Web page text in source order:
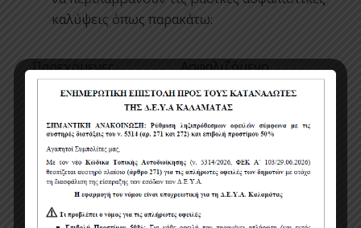
καλύψεις όπως παρακάτω:
Παρεχόμενες
Καλύψεις
Ασφαλιζόμενο
Κεφάλαιο
Σωματικές
Βλάβες έναντι
τρίτων
Υλικές Ζημιές
έναντι τρίτων
1.000.000,00ευρώ